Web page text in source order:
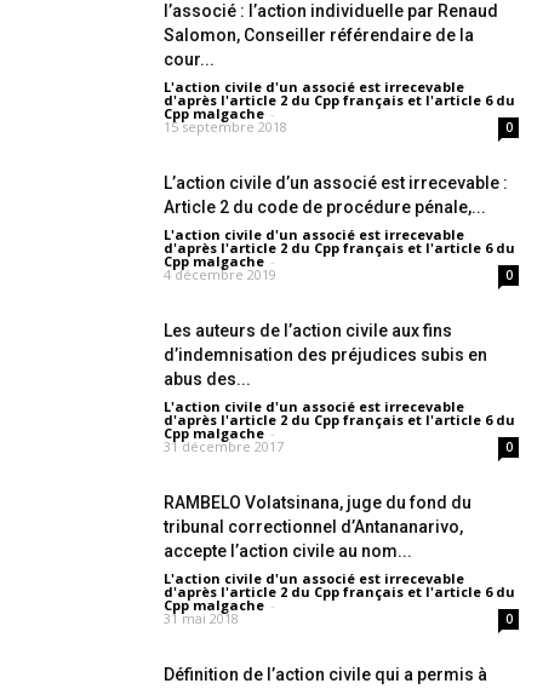
l’associé : l’action individuelle par Renaud
Salomon, Conseiller référendaire de la
cour...
L'action civile d'un associé est irrecevable
d'après l'article 2 du Cpp français et l'article 6 du
Cpp malgache -
15 septembre 2018 0
L’action civile d’un associé est irrecevable :
Article 2 du code de procédure pénale,...
L'action civile d'un associé est irrecevable
d'après l'article 2 du Cpp français et l'article 6 du
Cpp malgache -
4 décembre 2019 0
Les auteurs de l’action civile aux fins
d’indemnisation des préjudices subis en
abus des...
L'action civile d'un associé est irrecevable
d'après l'article 2 du Cpp français et l'article 6 du
Cpp malgache -
31 décembre 2017 0
RAMBELO Volatsinana, juge du fond du
tribunal correctionnel d’Antananarivo,
accepte l’action civile au nom...
L'action civile d'un associé est irrecevable
d'après l'article 2 du Cpp français et l'article 6 du
Cpp malgache -
31 mai 2018 0
Définition de l’action civile qui a permis à